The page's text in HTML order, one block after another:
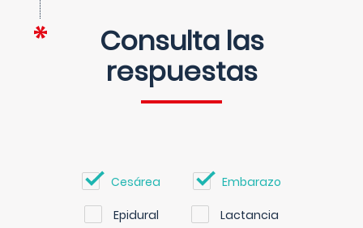
Consulta las
respuestas
Cesárea Embarazo
Epidural Lactancia